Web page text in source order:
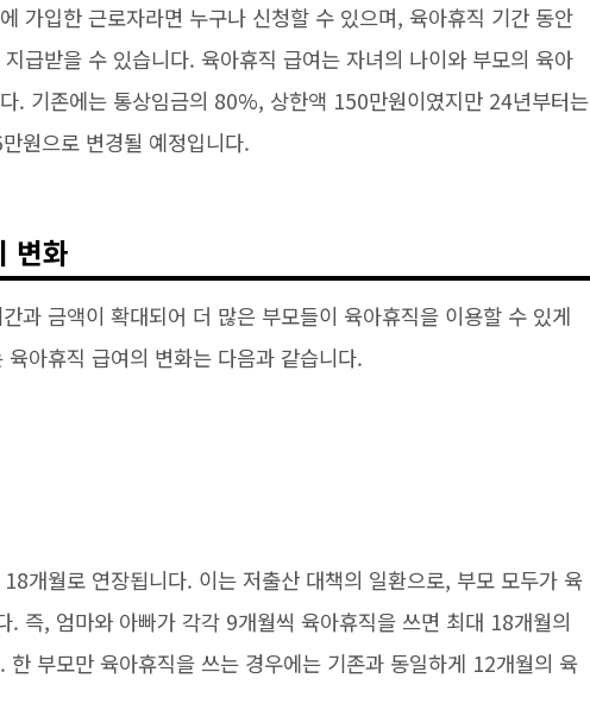
가입한 근로자라면 누구나 신청할 수 있으며, 육아휴직 기간 동안
급받을 수 있습니다. 육아휴직 급여는 자녀의 나이와 부모의 육아
. 기존에는 통상임금의 80%, 상한액 150만원이였지만 24년부터는
원으로 변경될 예정입니다.
변화
과 금액이 확대되어 더 많은 부모들이 육아휴직을 이용할 수 있게
아휴직 급여의 변화는 다음과 같습니다.
개월로 연장됩니다. 이는 저출산 대책의 일환으로, 부모 모두가 육
. 즉, 엄마와 아빠가 각각 9개월씩 육아휴직을 쓰면 최대 18개월의
한 부모만 육아휴직을 쓰는 경우에는 기존과 동일하게 12개월의 육